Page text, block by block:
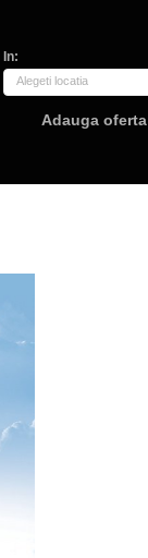
In:
Alegeti locatia
Adauga oferta